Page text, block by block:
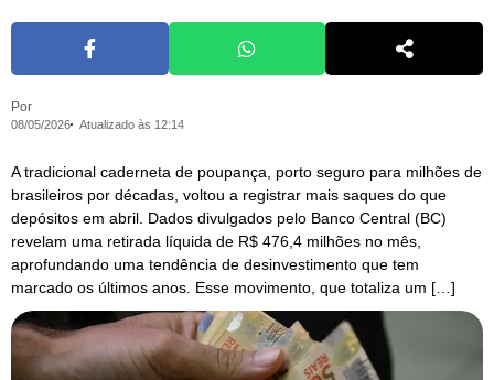
Por
08/05/2026 Atualizado às 12:14
A tradicional caderneta de poupança, porto seguro para milhões de
brasileiros por décadas, voltou a registrar mais saques do que
depósitos em abril. Dados divulgados pelo Banco Central (BC)
revelam uma retirada líquida de R$ 476,4 milhões no mês,
aprofundando uma tendência de desinvestimento que tem
marcado os últimos anos. Esse movimento, que totaliza um […]